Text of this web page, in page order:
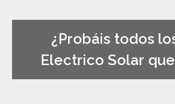
¿Probáis todos
Electrico Solar